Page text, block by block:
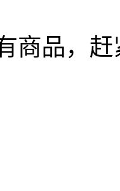
商品，